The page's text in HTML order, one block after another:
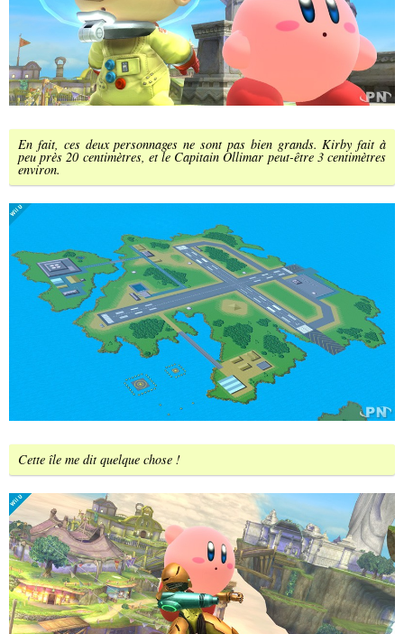
En fait, ces deux personnages ne sont pas bien grands. Kirby fait à
peu près 20 centimètres, et le Capitain Ollimar peut-être 3 centimètres
environ.
Cette île me dit quelque chose !